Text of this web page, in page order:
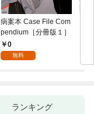
病案本 Case File Com
pendium［分冊版１］
0
無料
ランキング